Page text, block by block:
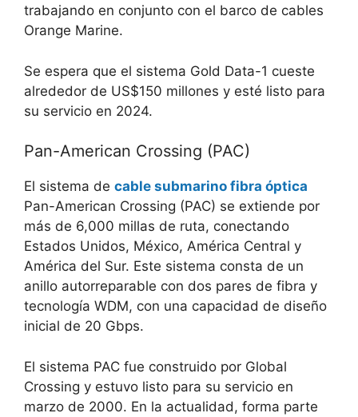
trabajando en conjunto con el barco de cables
Orange Marine.
Se espera que el sistema Gold Data-1 cueste
alrededor de US$150 millones y esté listo para
su servicio en 2024.
Pan-American Crossing (PAC)
El sistema de cable submarino fibra óptica
Pan-American Crossing (PAC) se extiende por
más de 6,000 millas de ruta, conectando
Estados Unidos, México, América Central y
América del Sur. Este sistema consta de un
anillo autorreparable con dos pares de fibra y
tecnología WDM, con una capacidad de diseño
inicial de 20 Gbps.
El sistema PAC fue construido por Global
Crossing y estuvo listo para su servicio en
marzo de 2000. En la actualidad, forma parte